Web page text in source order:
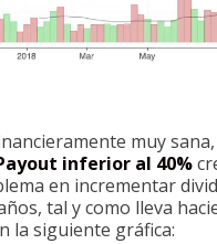
muy
inferior al 40%
en incrementar
tal y como lleva
la siguiente gráfica: